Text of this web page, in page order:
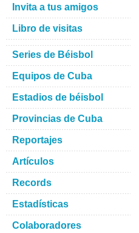
Invita a tus amigos
Libro de visitas
Series de Béisbol
Equipos de Cuba
Estadios de béisbol
Provincias de Cuba
Reportajes
Artículos
Records
Estadísticas
Colaboradores